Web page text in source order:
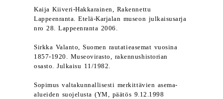
Kaija Kiiveri-Hakkarainen, Rakennettu
Lappeenranta. Etelä-Karjalan museon julkaisusarja
nro 28. Lappeenranta 2006.
Sirkka Valanto, Suomen rautatieasemat vuosina
1857-1920. Museovirasto, rakennushistorian
osasto. Julkaisu 11/1982.
Sopimus valtakunnallisesti merkittävien asema-
alueiden suojelusta (YM, päätös 9.12.1998